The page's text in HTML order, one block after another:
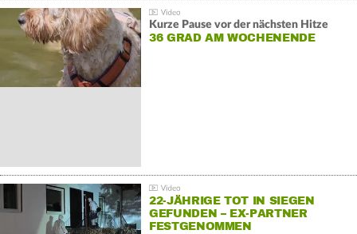
Kurze Pause vor der nächsten Hitze
36 GRAD AM WOCHENENDE
22-JÄHRIGE TOT IN SIEGEN
GEFUNDEN – EX-PARTNER
FESTGENOMMEN